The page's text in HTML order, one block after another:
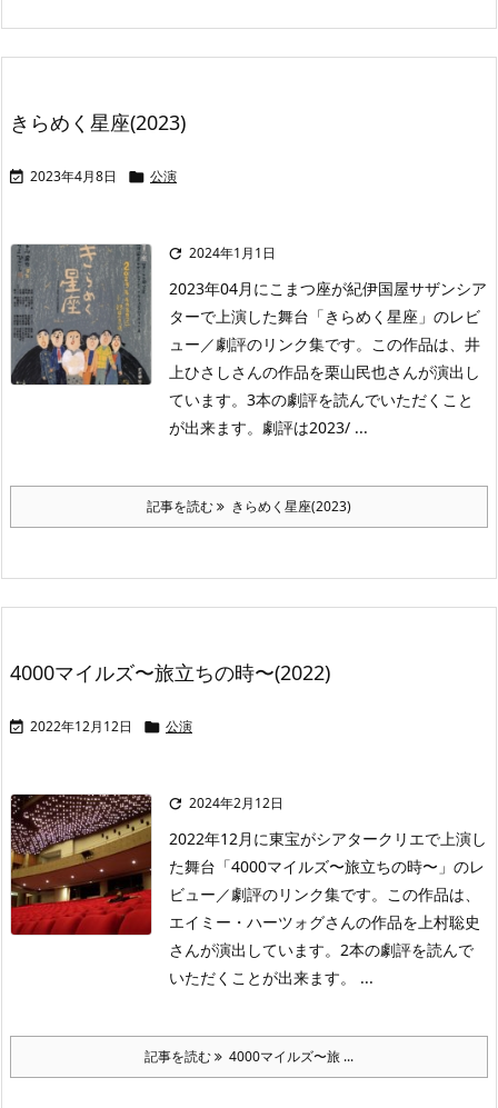
きらめく星座(2023)
 2023年4月8日  公演
 2024年1月1日
2023年04月にこまつ座が紀伊国屋サザンシア
ターで上演した舞台「きらめく星座」のレビ
ュー／劇評のリンク集です。この作品は、井
上ひさしさんの作品を栗山民也さんが演出し
ています。3本の劇評を読んでいただくこと
が出来ます。劇評は2023/ ...
記事を読む きらめく星座(2023)
4000マイルズ〜旅立ちの時〜(2022)
 2022年12月12日  公演
 2024年2月12日
2022年12月に東宝がシアタークリエで上演し
た舞台「4000マイルズ〜旅立ちの時〜」のレ
ビュー／劇評のリンク集です。この作品は、
エイミー・ハーツォグさんの作品を上村聡史
さんが演出しています。2本の劇評を読んで
いただくことが出来ます。 ...
記事を読む 4000マイルズ〜旅 ...